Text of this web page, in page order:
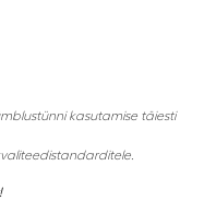
kasutamise täiesti